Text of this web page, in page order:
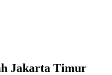
Jakarta Timur